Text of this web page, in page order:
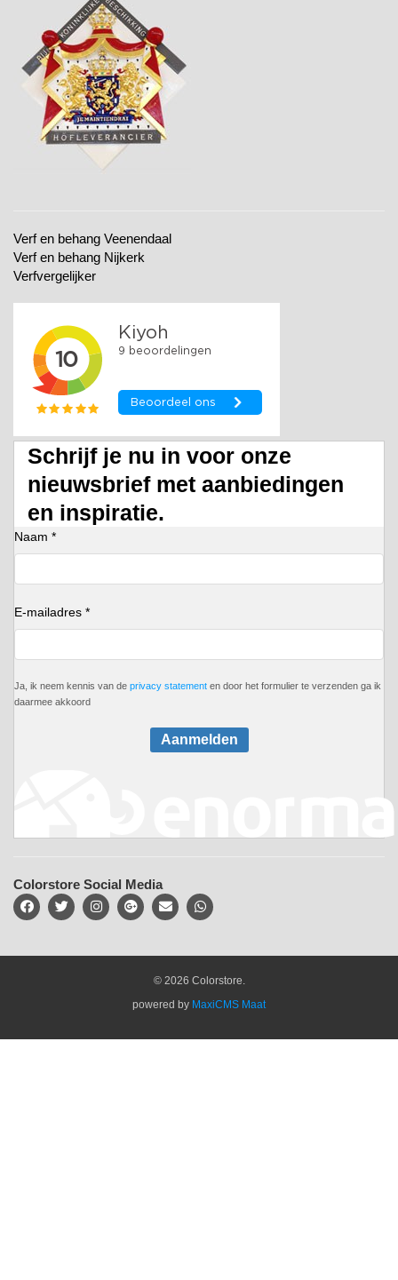
Verf en behang Veenendaal
Verf en behang Nijkerk
Verfvergelijker
Schrijf je nu in voor onze
nieuwsbrief met aanbiedingen
en inspiratie.
Naam *
E-mailadres *
Ja, ik neem kennis van de privacy statement en door het formulier te verzenden ga ik
daarmee akkoord
Aanmelden
Colorstore Social Media
© 2026 Colorstore.
powered by MaxiCMS Maat